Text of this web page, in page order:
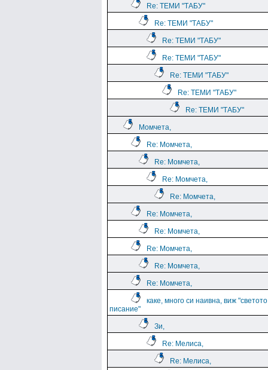
Re: ТЕМИ "ТАБУ"
Re: ТЕМИ "ТАБУ"
Re: ТЕМИ "ТАБУ"
Re: ТЕМИ "ТАБУ"
Re: ТЕМИ "ТАБУ"
Re: ТЕМИ "ТАБУ"
Re: ТЕМИ "ТАБУ"
Момчета,
Re: Момчета,
Re: Момчета,
Re: Момчета,
Re: Момчета,
Re: Момчета,
Re: Момчета,
Re: Момчета,
Re: Момчета,
Re: Момчета,
каке, много си наивна, виж "светото
писание"
Зи,
Re: Мелиса,
Re: Мелиса,